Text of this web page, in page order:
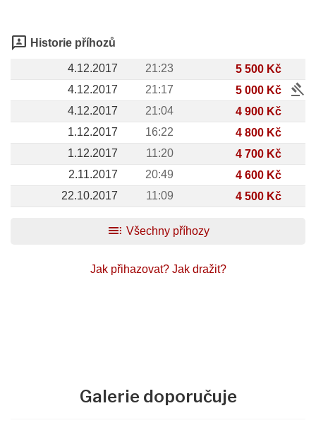
3p Historie příhozů
4.12.2017 21:23
5 500 Kč
4.12.2017
21:17 5 000 Kč gavel
4.12.2017 21:04
4 900 Kč
1.12.2017
16:22
4 800 Kč
1.12.2017
11:20
4 700 Kč
2.11.2017
20:49
4 600 Kč
22.10.2017
11:09 4 500 Kč
toc Všechny příhozy
Jak přihazovat? Jak dražit?
Galerie doporučuje